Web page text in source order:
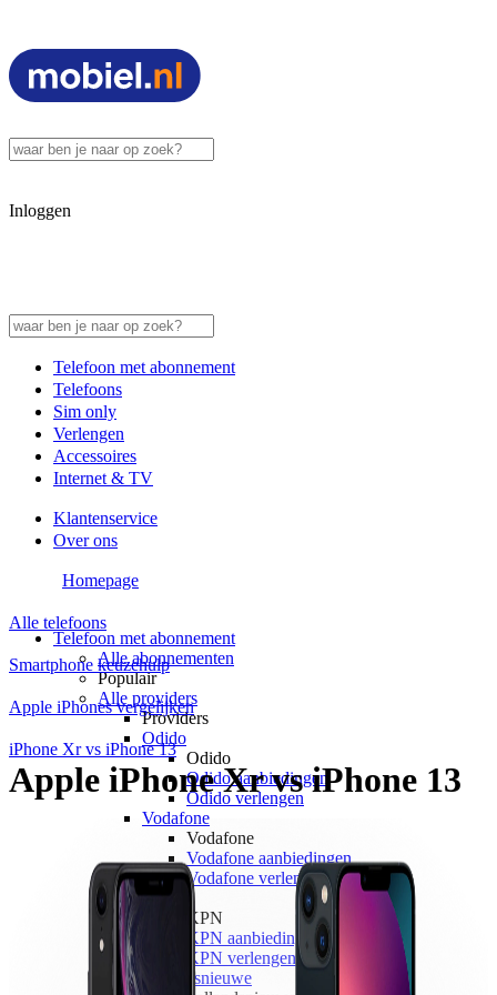
Inloggen
Telefoon met abonnement
Telefoons
Sim only
Verlengen
Accessoires
Internet & TV
Klantenservice
Over ons
Telefoon met abonnement
Alle abonnementen
Populair
Alle providers
Providers
Odido
Odido
Odido aanbiedingen
Odido verlengen
Vodafone
Vodafone
Vodafone aanbiedingen
Vodafone verlengen
KPN
KPN
KPN aanbiedingen
KPN verlengen
hollandsnieuwe
Homepage
Alle telefoons
Smartphone keuzehulp
Apple iPhones vergelijken
iPhone Xr vs iPhone 13
Apple iPhone Xr vs iPhone 13